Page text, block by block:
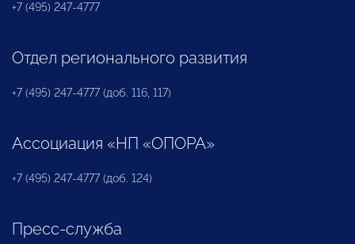
+7 (495) 247-4777
Отдел регионального развития
+7 (495) 247-4777 (доб. 116, 117)
Ассоциация «НП «ОПОРА»
+7 (495) 247-4777 (доб. 124)
Пресс-служба